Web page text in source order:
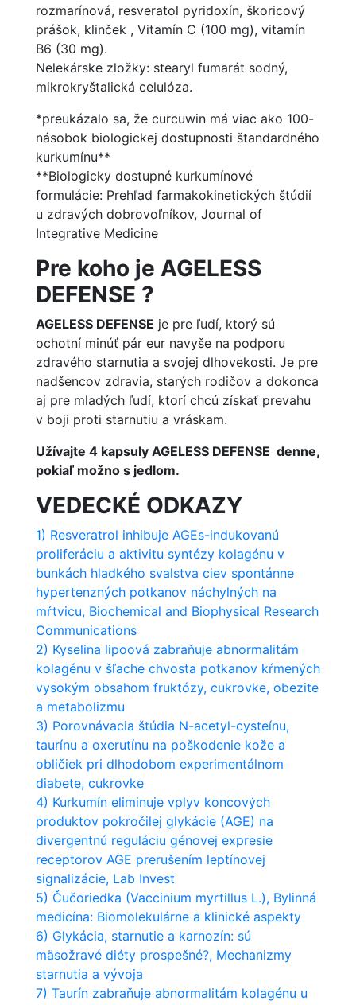
rozmarínová, resveratol pyridoxín, škoricový
prášok, klinček , Vitamín C (100 mg), vitamín
B6 (30 mg).
Nelekárske zložky: stearyl fumarát sodný,
mikrokryštalická celulóza.
*preukázalo sa, že curcuwin má viac ako 100-
násobok biologickej dostupnosti štandardného
kurkumínu**
**Biologicky dostupné kurkumínové
formulácie: Prehľad farmakokinetických štúdií
u zdravých dobrovoľníkov, Journal of
Integrative Medicine
Pre koho je AGELESS
DEFENSE ?
AGELESS DEFENSE je pre ľudí, ktorý sú
ochotní minúť pár eur navyše na podporu
zdravého starnutia a svojej dlhovekosti. Je pre
nadšencov zdravia, starých rodičov a dokonca
aj pre mladých ľudí, ktorí chcú získať prevahu
v boji proti starnutiu a vráskam.
Užívajte 4 kapsuly AGELESS DEFENSE denne,
pokiaľ možno s jedlom.
VEDECKÉ ODKAZY
1) Resveratrol inhibuje AGEs-indukovanú
proliferáciu a aktivitu syntézy kolagénu v
bunkách hladkého svalstva ciev spontánne
hypertenzných potkanov náchylných na
mŕtvicu, Biochemical and Biophysical Research
Communications
2) Kyselina lipoová zabraňuje abnormalitám
kolagénu v šľache chvosta potkanov kŕmených
vysokým obsahom fruktózy, cukrovke, obezite
a metabolizmu
3) Porovnávacia štúdia N-acetyl-cysteínu,
taurínu a oxerutínu na poškodenie kože a
obličiek pri dlhodobom experimentálnom
diabete, cukrovke
4) Kurkumín eliminuje vplyv koncových
produktov pokročilej glykácie (AGE) na
divergentnú reguláciu génovej expresie
receptorov AGE prerušením leptínovej
signalizácie, Lab Invest
5) Čučoriedka (Vaccinium myrtillus L.), Bylinná
medicína: Biomolekulárne a klinické aspekty
6) Glykácia, starnutie a karnozín: sú
mäsožravé diéty prospešné?, Mechanizmy
starnutia a vývoja
7) Taurín zabraňuje abnormalitám kolagénu u